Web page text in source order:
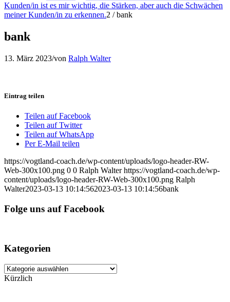
Kunden/in ist es mir wichtig, die Stärken, aber auch die Schwächen
meiner Kunden/in zu erkennen.2 / bank
bank
13. März 2023/von Ralph Walter
Eintrag teilen
Teilen auf Facebook
Teilen auf Twitter
Teilen auf WhatsApp
Per E-Mail teilen
https://vogtland-coach.de/wp-content/uploads/logo-header-RW-
Web-300x100.png 0 0 Ralph Walter https://vogtland-coach.de/wp-
content/uploads/logo-header-RW-Web-300x100.png Ralph
Walter2023-03-13 10:14:562023-03-13 10:14:56bank
Folge uns auf Facebook
Kategorien
Kategorien
Kürzlich